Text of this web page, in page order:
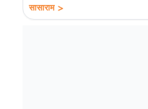
सासाराम >